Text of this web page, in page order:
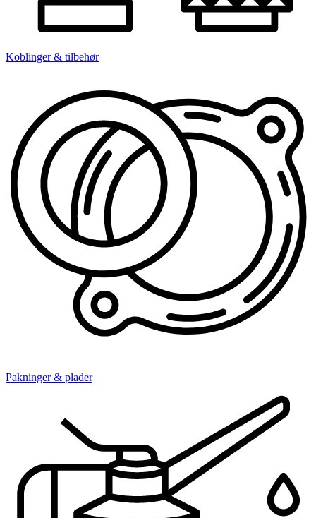
Koblinger & tilbehør
Pakninger & plader